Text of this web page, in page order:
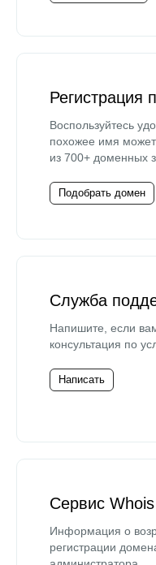
Регистрация
Воспользуйтесь
похожее имя
из 700+ доменных
Подобрать домен
Служба
Напишите, если
консультация по
Написать
Сервис Whois
Информация о
регистрации